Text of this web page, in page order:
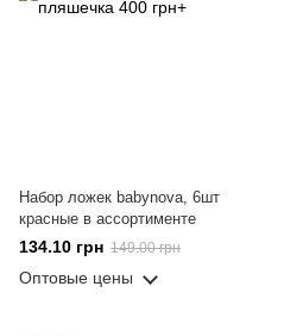
Набор ложек babynova, 6шт
красные в ассортименте
134.10 грн 149.00 грн
Оптовые цены